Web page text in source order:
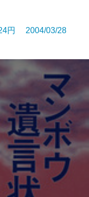
円 2004/03/28